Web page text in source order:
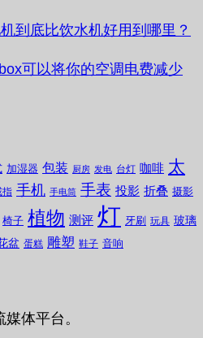
到底比饮水机好用到哪里？
可以将你的空调电费减少
加湿器 包装 厨房 发电 台灯 咖啡 太
指 手机 手电筒 手表 投影 折叠 摄影
椅子 植物 测评 灯 牙刷 玩具 玻璃
盆 蛋糕 雕塑 鞋子 音响
体平台。